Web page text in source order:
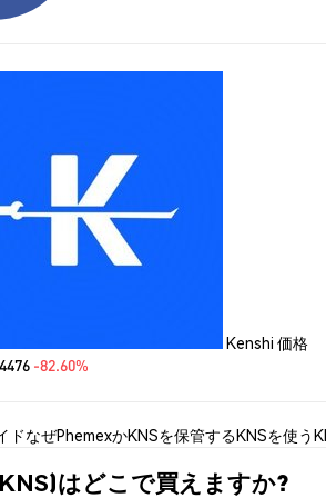
Kenshi 価格
-82.60%
ドなぜPhemexかKNSを保管するKNSを使う
はどこで買えますか?